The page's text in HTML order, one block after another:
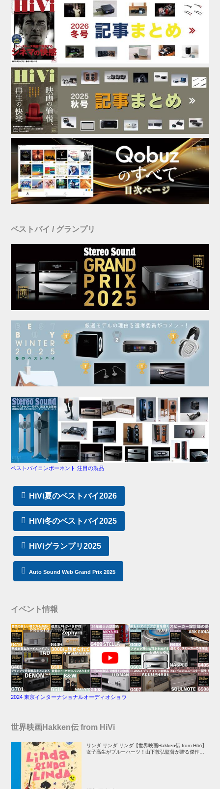
ベストバイ / グランプリ
ベストバイコンポーネント 注目の製品
HiVi夏のベストバイ2026
HiVi冬のベストバイ2025
HiViグランプリ2025
Auto Sound Web Grand Prix 2025
イベント情報
2024 東京インターナショナルオーディオショウ
世界映画Hakken伝 from HiVi
リンダ リンダ リンダ【世界映画Hakken伝 from HiVi】
女子高生がブルーハーツ！山下敦弘監督が贈る傑作青春